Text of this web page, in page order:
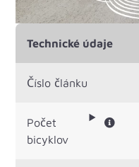
Technické údaje
Číslo článku
Počet
bicyklov